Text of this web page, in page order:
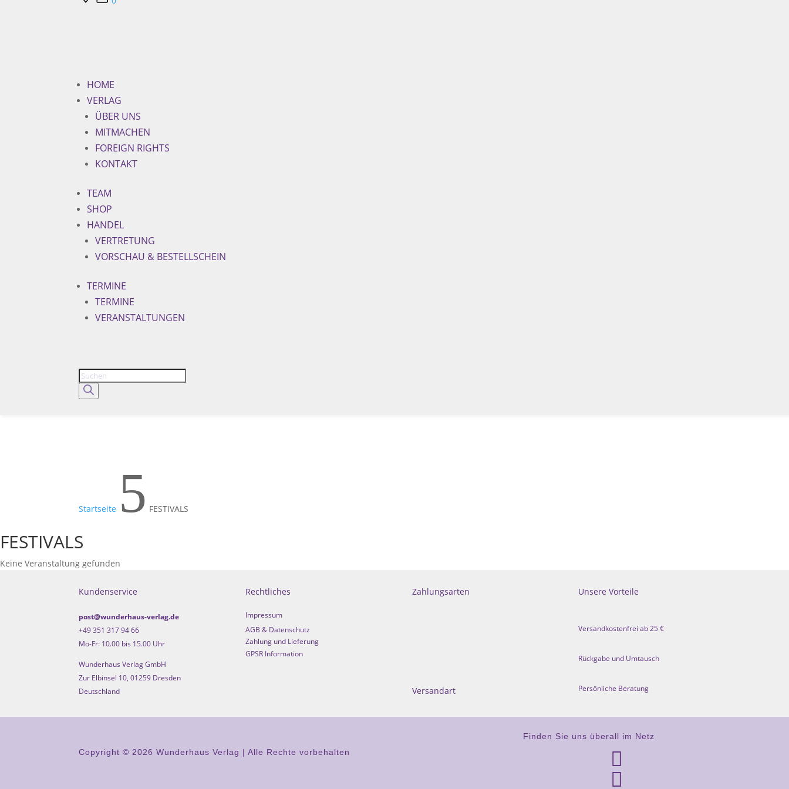
HOME
VERLAG
ÜBER UNS
MITMACHEN
FOREIGN RIGHTS
KONTAKT
TEAM
SHOP
HANDEL
VERTRETUNG
VORSCHAU & BESTELLSCHEIN
TERMINE
TERMINE
VERANSTALTUNGEN
Products
search
Startseite 5 FESTIVALS
FESTIVALS
Keine Veranstaltung gefunden
Kundenservice
post@wunderhaus-verlag.de
+49 351 317 94 66
Mo-Fr: 10.00 bis 15.00 Uhr
Wunderhaus Verlag GmbH
Zur Elbinsel 10, 01259 Dresden
Deutschland
Rechtliches
Impressum
AGB & Datenschutz
Zahlung und Lieferung
GPSR Information
Zahlungsarten
Versandart
Unsere Vorteile
Versandkostenfrei ab 25 €
Rückgabe und Umtausch
Persönliche Beratung
Copyright © 2026 Wunderhaus Verlag | Alle Rechte vorbehalten
Finden Sie uns überall im Netz

